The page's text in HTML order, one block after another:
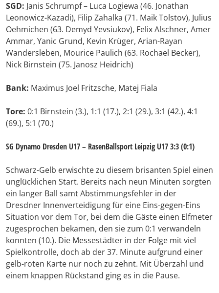
SGD: Janis Schrumpf – Luca Logiewa (46. Jonathan
Leonowicz-Kazadi), Filip Zahalka (71. Maik Tolstov), Julius
Oehmichen (63. Demyd Yevsiukov), Felix Alschner, Amer
Ammar, Yanic Grund, Kevin Krüger, Arian-Rayan
Wandersleben, Mourice Paulich (63. Rochael Becker),
Nick Birnstein (75. Janosz Heidrich)
Bank: Maximus Joel Fritzsche, Matej Fiala
Tore: 0:1 Birnstein (3.), 1:1 (17.), 2:1 (29.), 3:1 (42.), 4:1
(69.), 5:1 (70.)
SG Dynamo Dresden U17 – RasenBallsport Leipzig U17 3:3 (0:1)
Schwarz-Gelb erwischte zu diesem brisanten Spiel einen
unglücklichen Start. Bereits nach neun Minuten sorgten
ein langer Ball samt Abstimmungsfehler in der
Dresdner Innenverteidigung für eine Eins-gegen-Eins
Situation vor dem Tor, bei dem die Gäste einen Elfmeter
zugesprochen bekamen, den sie zum 0:1 verwandeln
konnten (10.). Die Messestädter in der Folge mit viel
Spielkontrolle, doch ab der 37. Minute aufgrund einer
gelb-roten Karte nur noch zu zehnt. Mit Überzahl und
einem knappen Rückstand ging es in die Pause.